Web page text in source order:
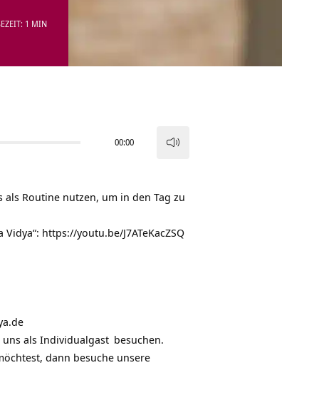
1 MIN
00:00
Routine nutzen, um in den Tag zu
Vidya“: https://youtu.be/J7ATeKacZSQ
als Individualgast besuchen.
dann besuche unsere